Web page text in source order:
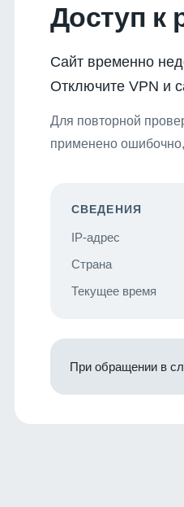
Доступ к
Сайт временно
Отключите VPN и
Для повторной
применено
СВЕДЕНИЯ
IP-адрес
Страна
Текущее время
При обращении в